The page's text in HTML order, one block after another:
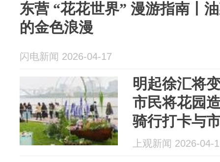
东营 “花花世界” 漫游指南丨
的金色浪漫
闪电新闻 2026-04-17
明起徐汇将
市民将花园
骑行打卡与
上观新闻 2026-04-